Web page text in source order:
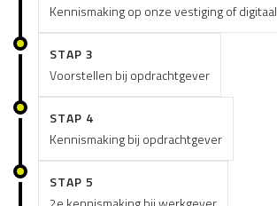
Kennismaking op onze vestiging of digitaal
STAP 3
Voorstellen bij opdrachtgever
STAP 4
Kennismaking bij opdrachtgever
STAP 5